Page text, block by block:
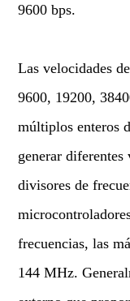
9600 bps.
Las velocidades
9600, 19200,
múltiplos enteros
generar diferentes
divisores de
frecuencias, las
144 MHz.